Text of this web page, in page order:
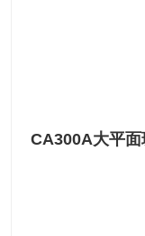
CA300A大平